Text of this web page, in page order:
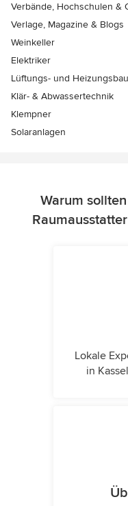
Verbände, Hochschulen &
Verlage, Magazine & Blogs
Weinkeller
Elektriker
Lüftungs- und
Klär- & Abwassertechnik
Klempner
Solaranlagen
Warum
Lokale
in